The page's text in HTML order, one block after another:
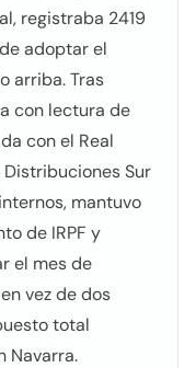
registraba 2419
adoptar el
arriba. Tras
con lectura de
con el Real
Sur
mantuvo
de IRPF y
el mes de
vez de dos
total
Navarra.